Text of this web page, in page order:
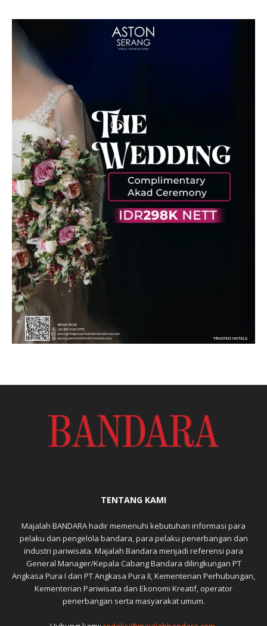
TENTANG KAMI
Majalah BANDARA hadir memenuhi kebutuhan informasi para
pelaku dan pengelola bandara, para pelaku penerbangan dan
industri pariwisata. Majalah Bandara menjadi referensi para
General Manager/Kepala Cabang Bandara dilingkungan PT
Angkasa Pura I dan PT Angkasa Pura II, Kementerian Perhubungan,
Kementerian Pariwisata dan Ekonomi Kreatif, operator
penerbangan serta masyarakat umum.